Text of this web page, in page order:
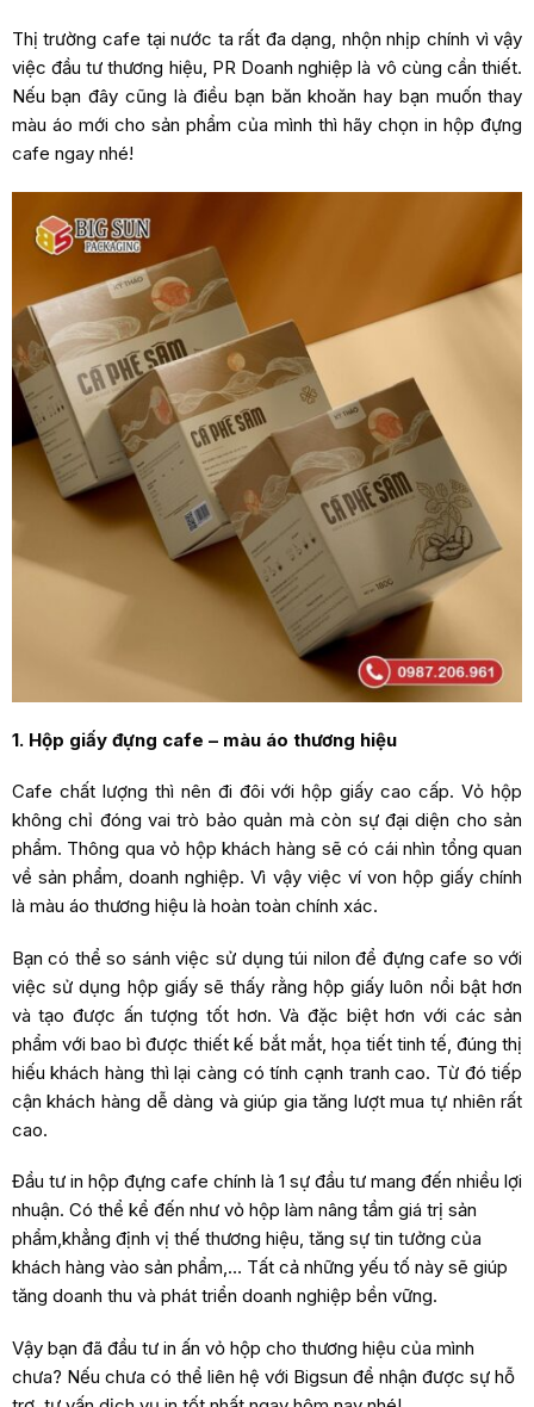
Thị trường cafe tại nước ta rất đa dạng, nhộn nhịp chính vì vậy
việc đầu tư thương hiệu, PR Doanh nghiệp là vô cùng cần thiết.
Nếu bạn đây cũng là điều bạn băn khoăn hay bạn muốn thay
màu áo mới cho sản phẩm của mình thì hãy chọn in hộp đựng
cafe ngay nhé!
1. Hộp giấy đựng cafe – màu áo thương hiệu
Cafe chất lượng thì nên đi đôi với hộp giấy cao cấp. Vỏ hộp
không chỉ đóng vai trò bảo quản mà còn sự đại diện cho sản
phẩm. Thông qua vỏ hộp khách hàng sẽ có cái nhìn tổng quan
về sản phẩm, doanh nghiệp. Vì vậy việc ví von hộp giấy chính
là màu áo thương hiệu là hoàn toàn chính xác.
Bạn có thể so sánh việc sử dụng túi nilon để đựng cafe so với
việc sử dụng hộp giấy sẽ thấy rằng hộp giấy luôn nổi bật hơn
và tạo được ấn tượng tốt hơn. Và đặc biệt hơn với các sản
phẩm với bao bì được thiết kế bắt mắt, họa tiết tinh tế, đúng thị
hiếu khách hàng thì lại càng có tính cạnh tranh cao. Từ đó tiếp
cận khách hàng dễ dàng và giúp gia tăng lượt mua tự nhiên rất
cao.
Đầu tư in hộp đựng cafe chính là 1 sự đầu tư mang đến nhiều lợi
nhuận. Có thể kể đến như vỏ hộp làm nâng tầm giá trị sản
phẩm,khẳng định vị thế thương hiệu, tăng sự tin tưởng của
khách hàng vào sản phẩm,… Tất cả những yếu tố này sẽ giúp
tăng doanh thu và phát triển doanh nghiệp bền vững.
Vậy bạn đã đầu tư in ấn vỏ hộp cho thương hiệu của mình
chưa? Nếu chưa có thể liên hệ với Bigsun để nhận được sự hỗ